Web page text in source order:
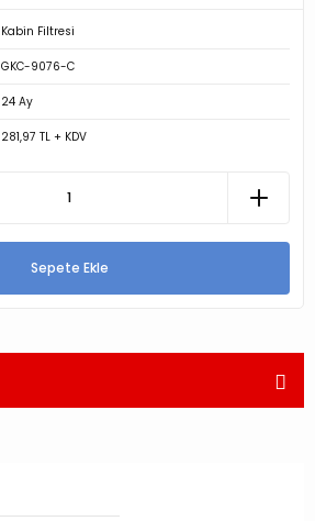
Kabin Filtresi
GKC-9076-C
24 Ay
281,97 TL + KDV
Sepete Ekle